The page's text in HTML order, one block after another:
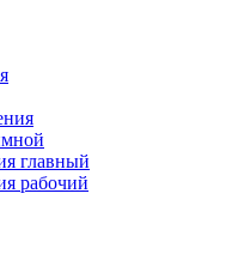
главный
рабочий